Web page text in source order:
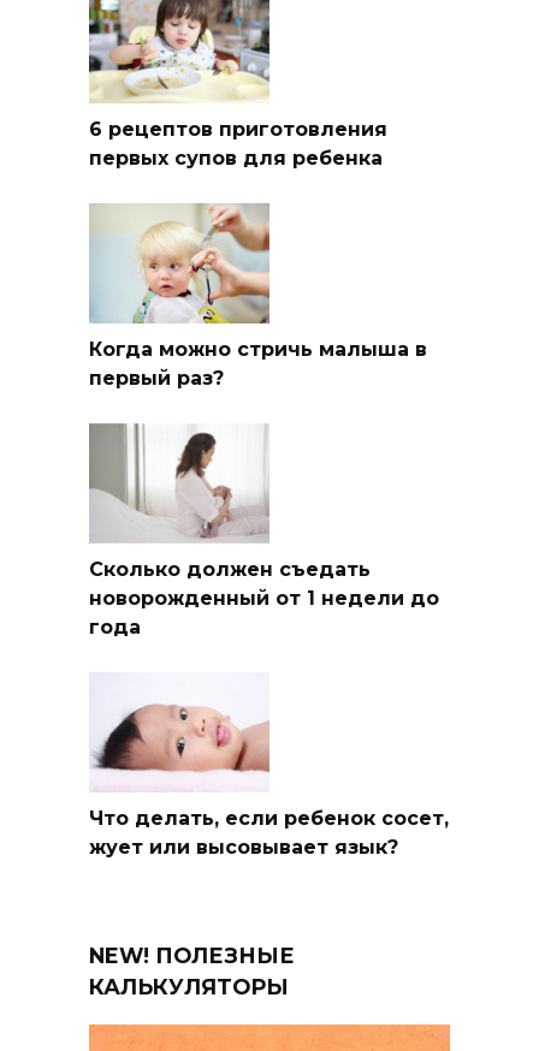
6 рецептов приготовления
первых супов для ребенка
Когда можно стричь малыша в
первый раз?
Сколько должен съедать
новорожденный от 1 недели до
года
Что делать, если ребенок сосет,
жует или высовывает язык?
NEW! ПОЛЕЗНЫЕ
КАЛЬКУЛЯТОРЫ